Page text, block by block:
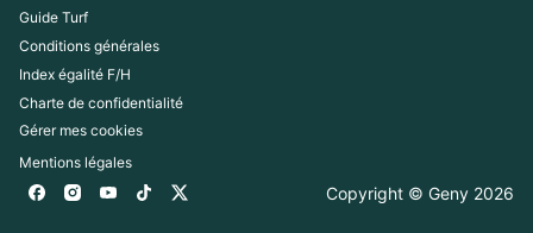
Guide Turf
Conditions générales
Index égalité F/H
Charte de confidentialité
Gérer mes cookies
Mentions légales
Copyright © Geny 2026